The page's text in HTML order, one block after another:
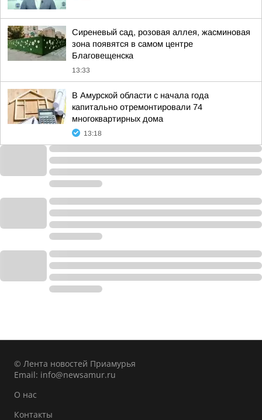
Сиреневый сад, розовая аллея, жасминовая
зона появятся в самом центре
Благовещенска
13:33
В Амурской области с начала года
капитально отремонтировали 74
многоквартирных дома
13:18
© Лента новостей Приамурья
Email: info@newsamur.ru
О нас
Контакты